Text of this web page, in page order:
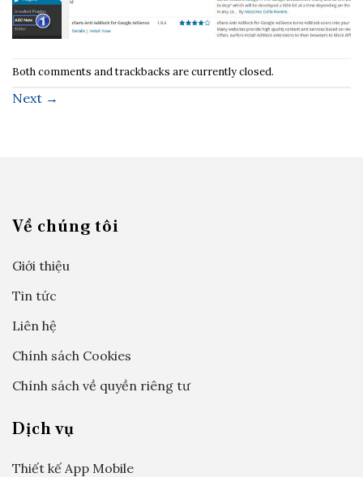
Both comments and trackbacks are currently closed.
Next →
Về chúng tôi
Giới thiệu
Tin tức
Liên hệ
Chính sách Cookies
Chính sách về quyền riêng tư
Dịch vụ
Thiết kế App Mobile